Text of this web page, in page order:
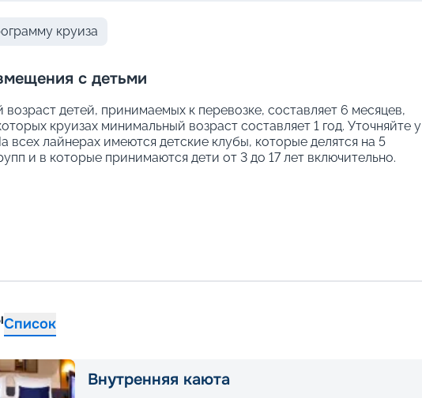
круиза
с детьми
детей, принимаемых к перевозке, составляет 6 месяцев,
круизах минимальный возраст составляет 1 год. Уточняйте у
всех лайнерах имеются детские клубы, которые делятся на 5
и в которые принимаются дети от 3 до 17 лет включительно.
Список
Внутренняя каюта